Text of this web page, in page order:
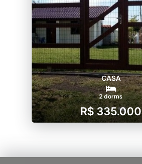
CASA
2 dorms
R$ 335.000